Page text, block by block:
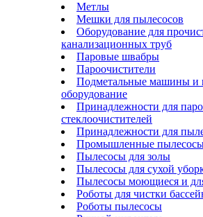
Метлы
Мешки для пылесосов
Оборудование для
канализационных труб
Паровые швабры
Пароочистители
Подметальные машины и
оборудование
Принадлежности для
стеклоочистителей
Принадлежности для
Промышленные пылесосы
Пылесосы для золы
Пылесосы для сухой
Пылесосы моющиеся и
Роботы для чистки
Роботы пылесосы